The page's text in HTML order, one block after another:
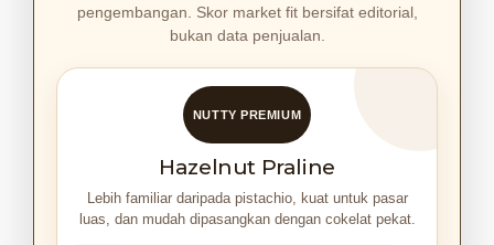
pengembangan. Skor market fit bersifat editorial,
bukan data penjualan.
NUTTY PREMIUM
Hazelnut Praline
Lebih familiar daripada pistachio, kuat untuk pasar
luas, dan mudah dipasangkan dengan cokelat pekat.